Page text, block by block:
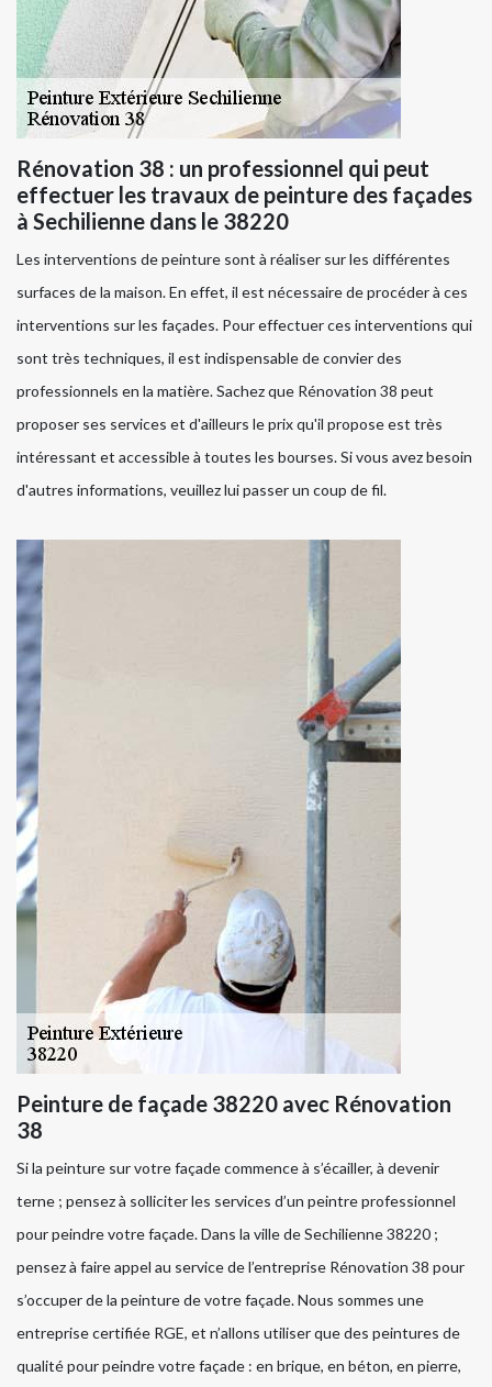
Rénovation 38 : un professionnel qui peut
effectuer les travaux de peinture des façades
à Sechilienne dans le 38220
Les interventions de peinture sont à réaliser sur les différentes
surfaces de la maison. En effet, il est nécessaire de procéder à ces
interventions sur les façades. Pour effectuer ces interventions qui
sont très techniques, il est indispensable de convier des
professionnels en la matière. Sachez que Rénovation 38 peut
proposer ses services et d'ailleurs le prix qu'il propose est très
intéressant et accessible à toutes les bourses. Si vous avez besoin
d'autres informations, veuillez lui passer un coup de fil.
Peinture de façade 38220 avec Rénovation
38
Si la peinture sur votre façade commence à s’écailler, à devenir
terne ; pensez à solliciter les services d’un peintre professionnel
pour peindre votre façade. Dans la ville de Sechilienne 38220 ;
pensez à faire appel au service de l’entreprise Rénovation 38 pour
s’occuper de la peinture de votre façade. Nous sommes une
entreprise certifiée RGE, et n’allons utiliser que des peintures de
qualité pour peindre votre façade : en brique, en béton, en pierre,